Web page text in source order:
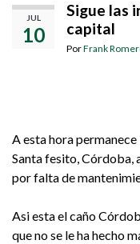
JUL
10
Sigue las
capital
PorFrank
A esta hora
Santa fesito, Córdoba,
por falta de
Asi esta el caño
que no se le ha hecho